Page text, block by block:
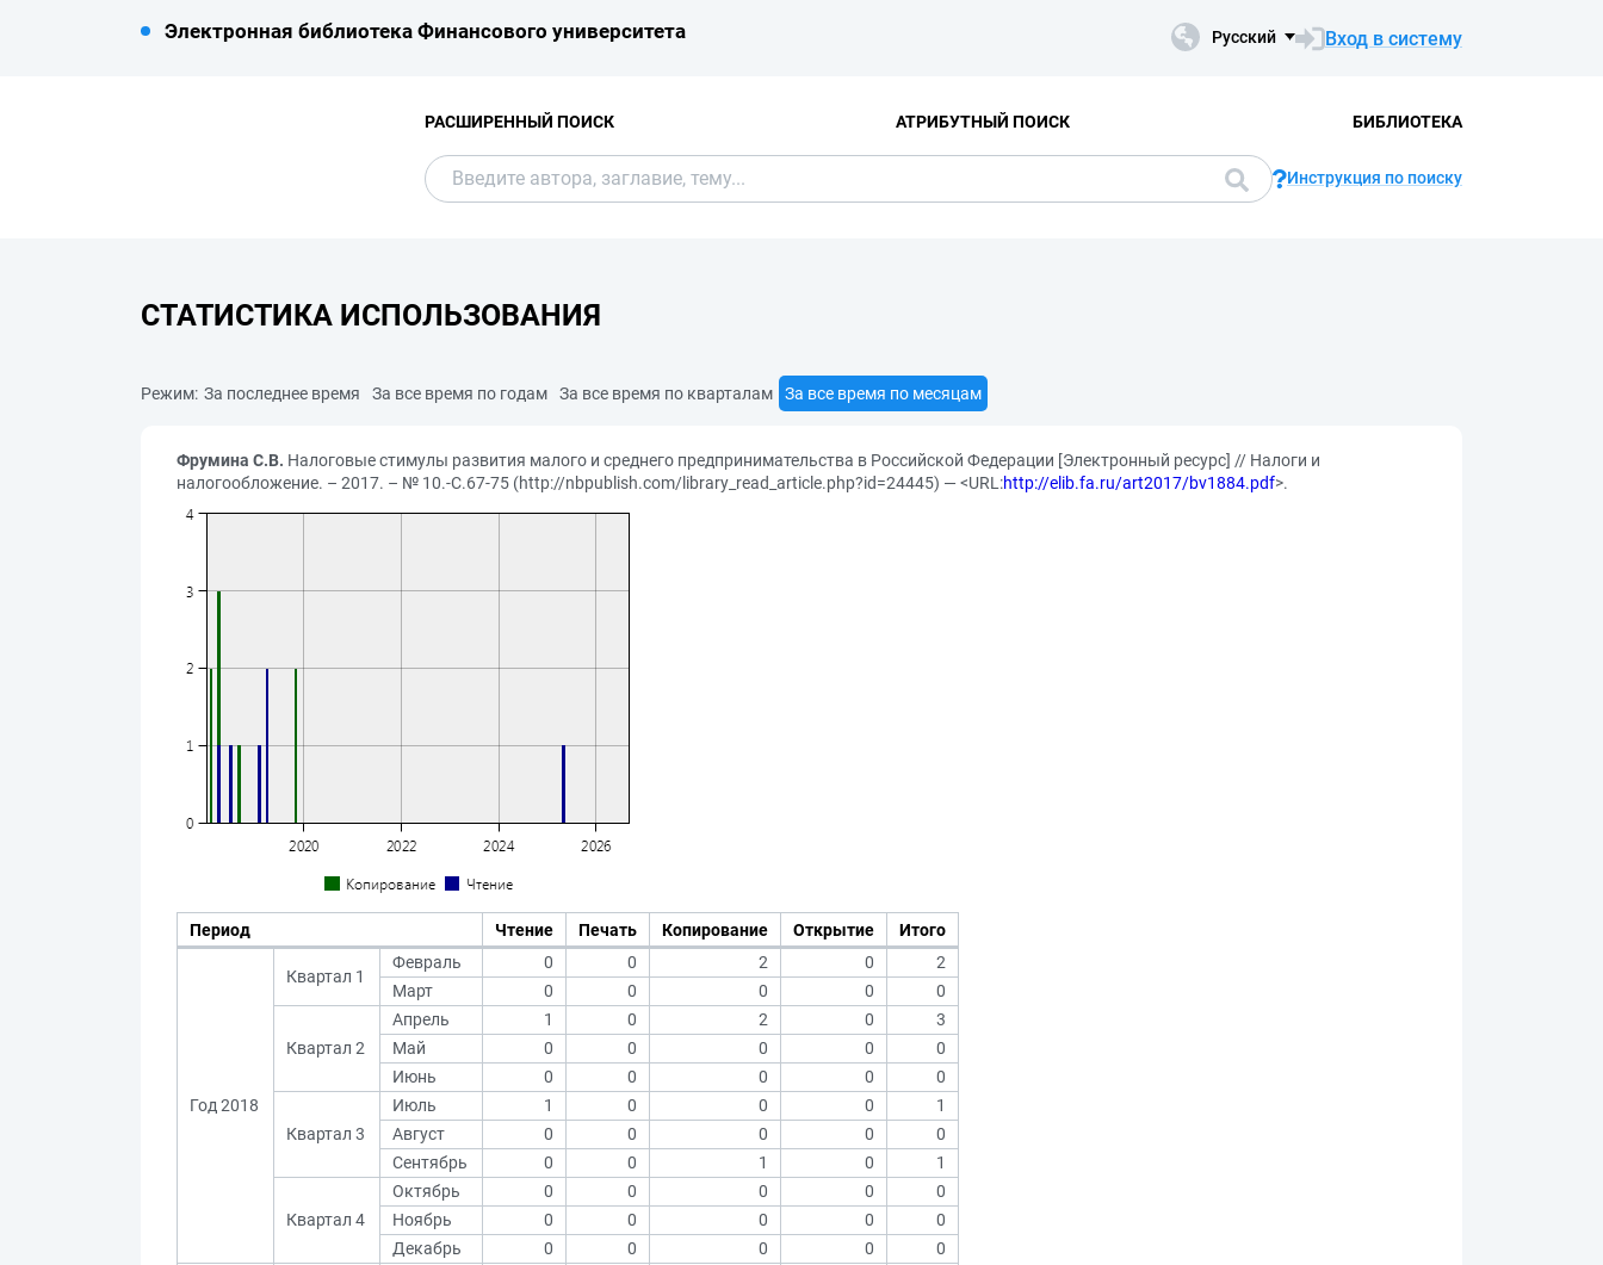
Электронная библиотека Финансового университета Русский Вход в систему
РАСШИРЕННЫЙ ПОИСК АТРИБУТНЫЙ ПОИСК БИБЛИОТЕКА
Инструкция по поиску
СТАТИСТИКА ИСПОЛЬЗОВАНИЯ
Режим: За последнее время За все время по годам За все время по кварталам За все время по месяцам
Фрумина С.В. Налоговые стимулы развития малого и среднего предпринимательства в Российской Федерации [Электронный ресурс] // Налоги и
налогообложение. – 2017. – № 10.-С.67-75 (http://nbpublish.com/library_read_article.php?id=24445) — <URL:http://elib.fa.ru/art2017/bv1884.pdf>.
Период Чтение Печать Копирование Открытие Итого
Год 2018
Квартал 1
Февраль 0 0 2 0
2
Март
0 0 0 0 0
Квартал 2
Апрель 1 0 2 0
3
Май
0 0 0 0
0
Июнь
0 0 0 0 0
Квартал 3
Июль 1 0 0 0
1
Август
0 0 0 0
0
Сентябрь
0 0 1 0 1
Квартал 4
Октябрь 0 0 0 0
0
Ноябрь
0 0 0 0
0
Декабрь
0 0 0 0 0